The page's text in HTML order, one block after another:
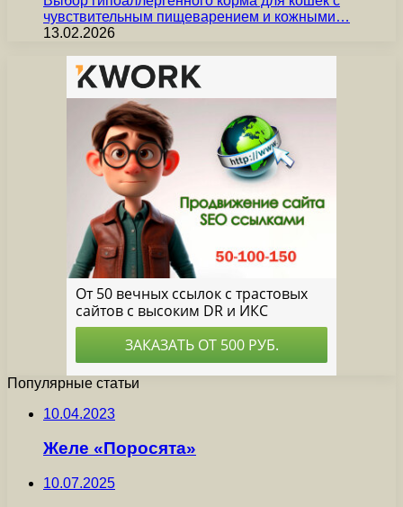
чувствительным пищеварением и кожными…
13.02.2026
Популярные статьи
10.04.2023
Желе «Поросята»
10.07.2025